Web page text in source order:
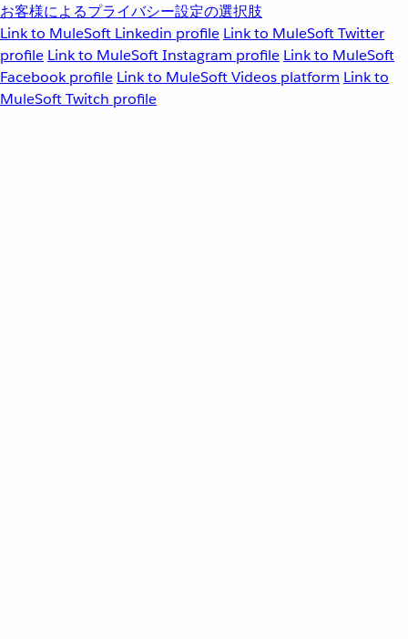
お客様によるプライバシー設定の選択肢
Link to MuleSoft Linkedin profile Link to MuleSoft Twitter
profile Link to MuleSoft Instagram profile Link to MuleSoft
Facebook profile Link to MuleSoft Videos platform Link to
MuleSoft Twitch profile